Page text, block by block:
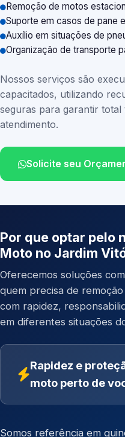
Remoção de motos
Suporte em casos de pane
Auxílio em situações de
Organização de transporte
Nossos serviços são
capacitados, utilizando
seguras para garantir total
atendimento.
Solicite seu
Por que optar pelo
Moto no Jardim
Oferecemos soluções
quem precisa de
com rapidez,
em diferentes situações
Rapidez e
moto perto de
Somos referência em